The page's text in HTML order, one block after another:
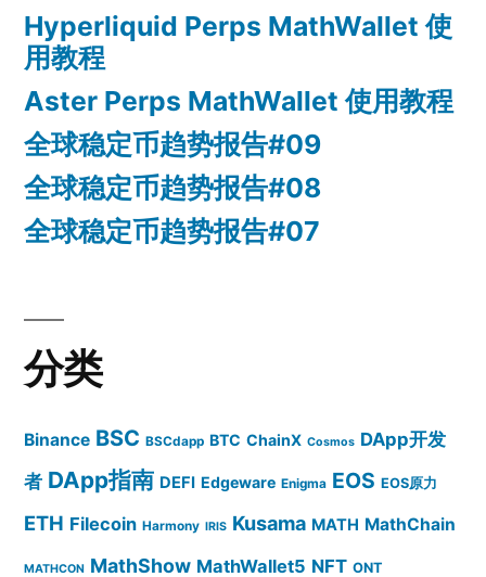
Hyperliquid Perps MathWallet 使
用教程
Aster Perps MathWallet 使用教程
全球稳定币趋势报告#09
全球稳定币趋势报告#08
全球稳定币趋势报告#07
分类
Binance BSC BSCdapp BTC ChainX Cosmos DApp开发
者 DApp指南 DEFI Edgeware Enigma EOS EOS原力
ETH Filecoin Harmony IRIS Kusama MATH MathChain
MATHCON MathShow MathWallet5 NFT ONT